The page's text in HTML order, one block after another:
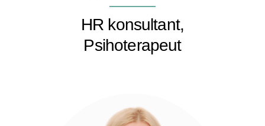
HR konsultant,
Psihoterapeut